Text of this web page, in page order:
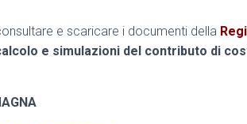
e scaricare i documenti della
e simulazioni del contributo di